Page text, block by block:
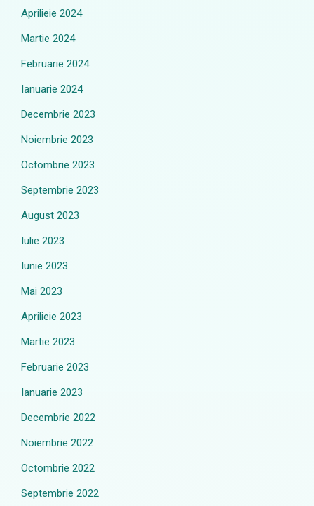
Aprilieie 2024
Martie 2024
Februarie 2024
Ianuarie 2024
Decembrie 2023
Noiembrie 2023
Octombrie 2023
Septembrie 2023
August 2023
Iulie 2023
Iunie 2023
Mai 2023
Aprilieie 2023
Martie 2023
Februarie 2023
Ianuarie 2023
Decembrie 2022
Noiembrie 2022
Octombrie 2022
Septembrie 2022